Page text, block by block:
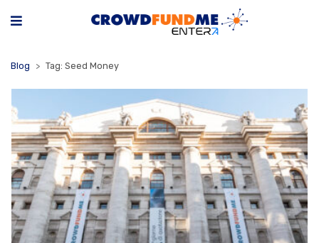
Blog Tag: Seed Money